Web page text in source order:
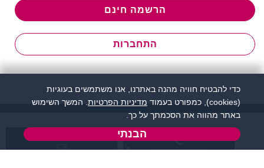
הרשמה חינם
התחברות
שירות לקוחות:
כדי להבטיח חוויה מהנה באתרנו, אנו משתמשים בעוגיות
(cookies), כמפורט בעמוד
מדיניות הפרטיות . המשך השימוש
באתר מהווה את הסכמתך על כך.
הבנתי